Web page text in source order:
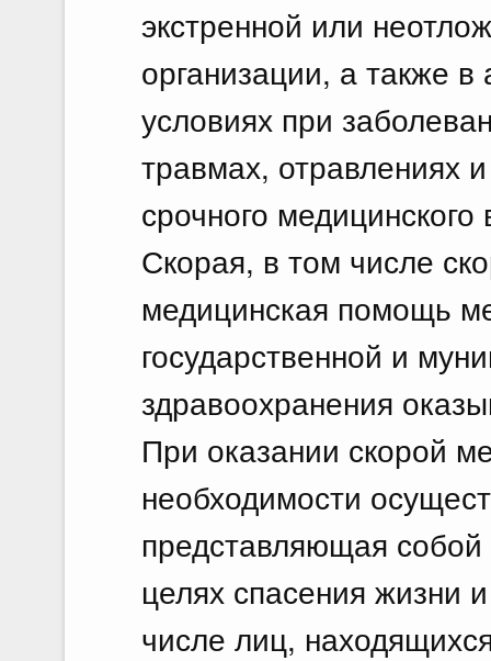
экстренной или
организации, а также
условиях при
травмах, отравлениях
срочного
Скорая, в том числе
медицинская помощь
государственной и
здравоохранения
При оказании скорой
необходимости
представляющая собой
целях спасения жизни
числе лиц,